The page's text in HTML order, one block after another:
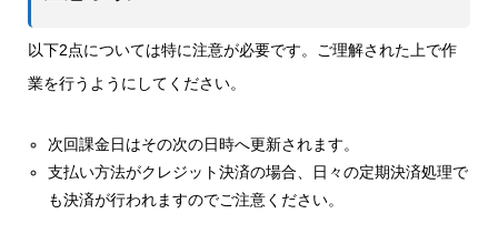
以下2点については特に注意が必要です。ご理解された上で作
業を行うようにしてください。
次回課金日はその次の日時へ更新されます。
支払い方法がクレジット決済の場合、日々の定期決済処理で
も決済が行われますのでご注意ください。